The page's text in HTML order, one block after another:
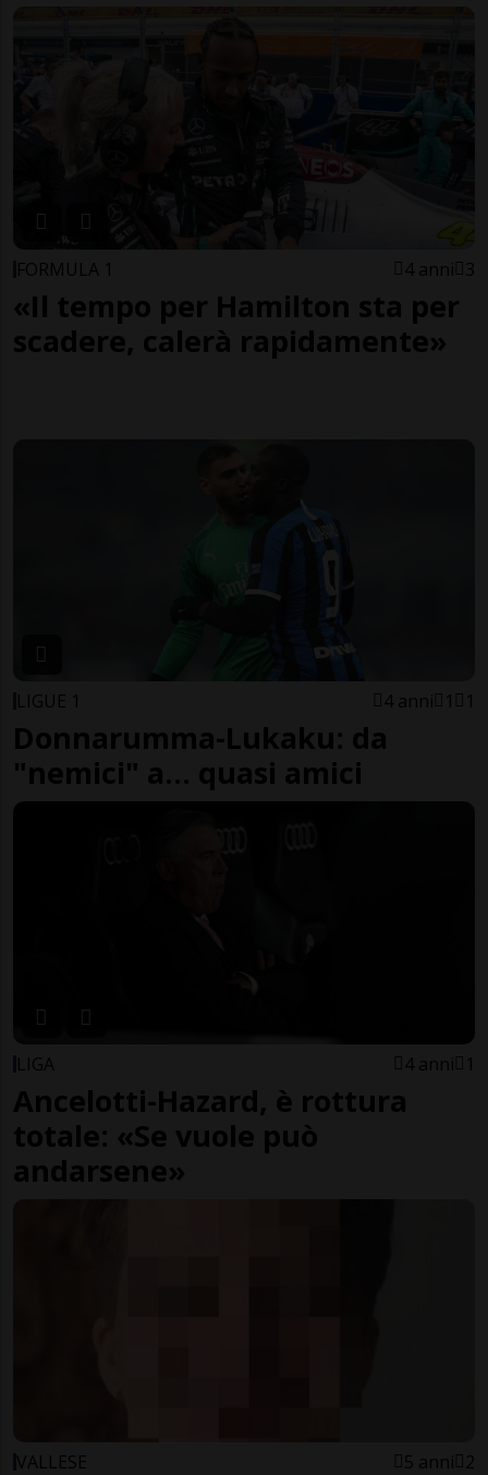
FORMULA 1 4 anni 3
«Il tempo per Hamilton sta per
scadere, calerà rapidamente»
LIGUE 1 4 anni 1 1
Donnarumma-Lukaku: da
"nemici" a... quasi amici
LIGA 4 anni 1
Ancelotti-Hazard, è rottura
totale: «Se vuole può
andarsene»
VALLESE 5 anni 2